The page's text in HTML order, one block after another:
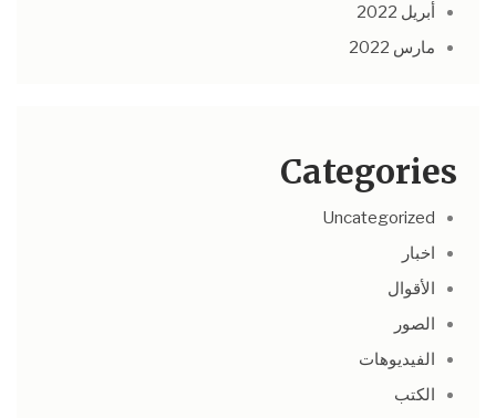
أبريل 2022
مارس 2022
Categories
Uncategorized
اخبار
الأقوال
الصور
الفيديوهات
الكتب